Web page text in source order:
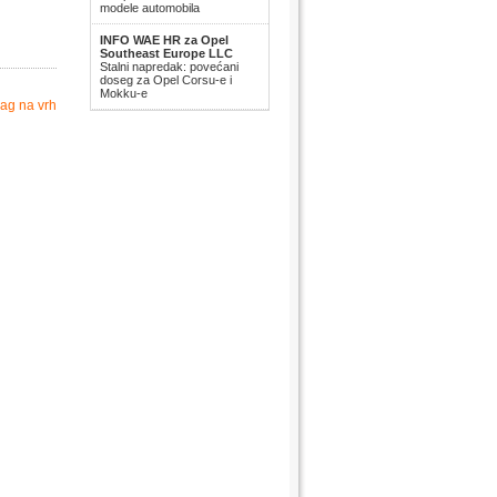
na vrh
modele automobila
INFO WAE HR za Opel
Southeast Europe LLC
Stalni napredak: povećani
doseg za Opel Corsu-e i
Mokku-e